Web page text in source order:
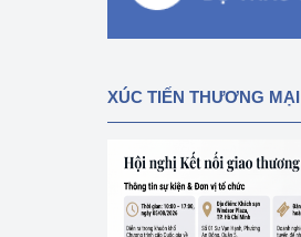
XÚC TIẾN THƯƠNG MẠI